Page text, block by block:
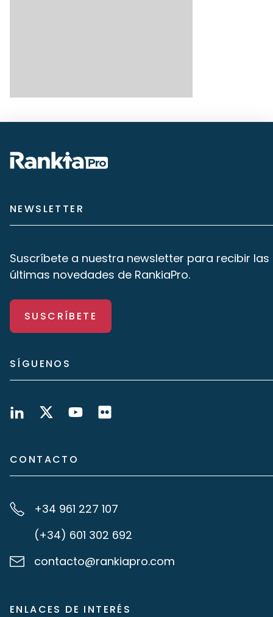
NEWSLETTER
Suscríbete a nuestra newsletter para recibir las
últimas novedades de RankiaPro.
SUSCRÍBETE
SÍGUENOS
CONTACTO
+34 961 227 107
(+34) 601 302 692
contacto@rankiapro.com
ENLACES DE INTERÉS